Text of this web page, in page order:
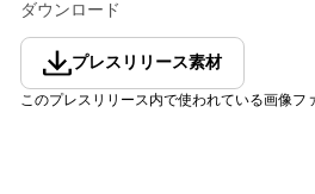
ダウンロード
プレスリリース素材
このプレスリリース内で使われている画像フ